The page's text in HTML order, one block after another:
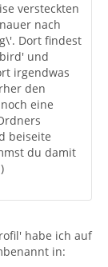
versteckten
nach
Dort findest
und
irgendwas
den
eine
beiseite
du damit
habe ich auf
in: